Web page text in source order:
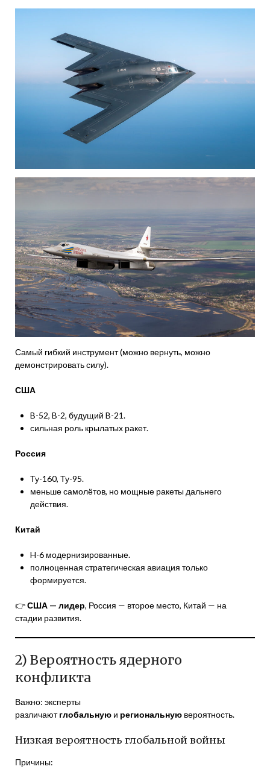
Самый гибкий инструмент (можно вернуть, можно
демонстрировать силу).
США
B-52, B-2, будущий B-21.
сильная роль крылатых ракет.
Россия
Ту-160, Ту-95.
меньше самолётов, но мощные ракеты дальнего
действия.
Китай
H-6 модернизированные.
полноценная стратегическая авиация только
формируется.
👉США — лидер, Россия — второе место, Китай — на
стадии развития.
2) Вероятность ядерного
конфликта
Важно: эксперты
различаютглобальную и региональную вероятность.
Низкая вероятность глобальной войны
Причины: